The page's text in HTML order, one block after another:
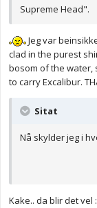
Supreme Head".
Jeg var
clad in the purest
bosom of the water,
to carry Excalibur.
Sitat
Nå skylder jeg i
Kake.. da blir det vel